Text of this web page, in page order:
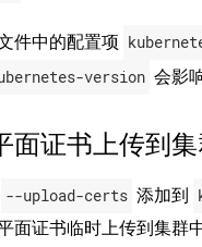
件中的配置项
version 会影
面证书上传到
--upload-certs 添加到
面证书临时上传到集群